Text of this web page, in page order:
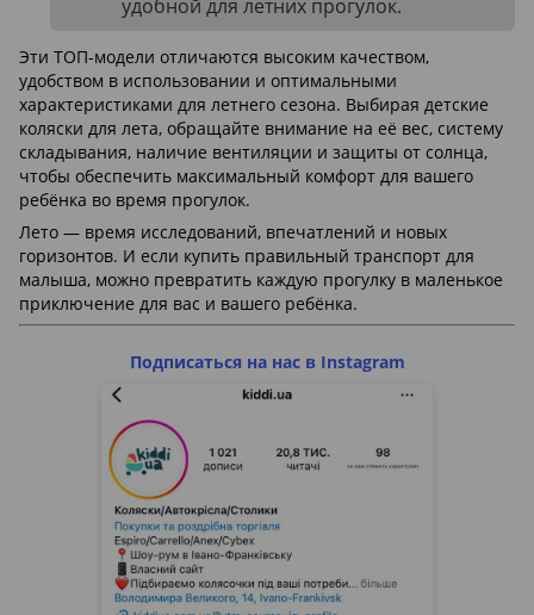
удобной для летних прогулок.
Эти ТОП-модели отличаются высоким качеством,
удобством в использовании и оптимальными
характеристиками для летнего сезона. Выбирая детские
коляски для лета, обращайте внимание на её вес, систему
складывания, наличие вентиляции и защиты от солнца,
чтобы обеспечить максимальный комфорт для вашего
ребёнка во время прогулок.
Лето — время исследований, впечатлений и новых
горизонтов. И если купить правильный транспорт для
малыша, можно превратить каждую прогулку в маленькое
приключение для вас и вашего ребёнка.
Подписаться на нас в Instagram